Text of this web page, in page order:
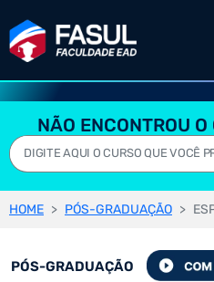
NÃO ENCONTROU
HOME PÓS-GRADUAÇÃO
PÓS-GRADUAÇÃO